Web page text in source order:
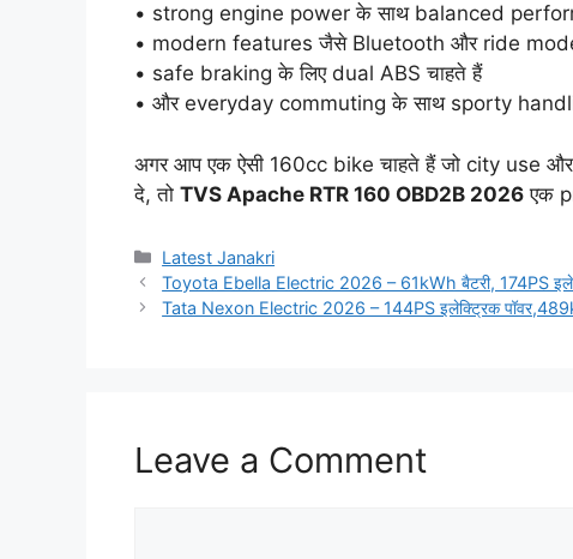
• strong engine power के साथ balanced
• modern features जैसे Bluetooth और ride
• safe braking के लिए dual ABS चाहते हैं
• और everyday commuting के साथ sporty
अगर आप एक ऐसी 160cc bike चाहते हैं जो city use
दे, तो TVS Apache RTR 160 OBD2B 2026 एक
Categories
Latest Janakri
Toyota Ebella Electric 2026 – 61kWh बैटरी, 174PS
Tata Nexon Electric 2026 – 144PS इलेक्ट्रिक
Leave a Comment